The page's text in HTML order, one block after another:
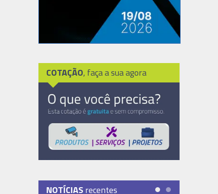
COTAÇÃO, faça a sua agora
NOTÍCIASrecentes